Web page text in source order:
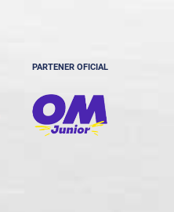
PARTENER OFICIAL